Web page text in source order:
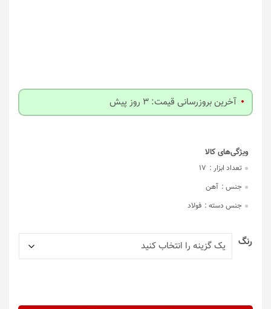
آخرین بروزرسانی قیمت: 3 روز پیش
تعداد ابزار : 17
جنس : آهن
جنس دسته : فولاد
رنگ